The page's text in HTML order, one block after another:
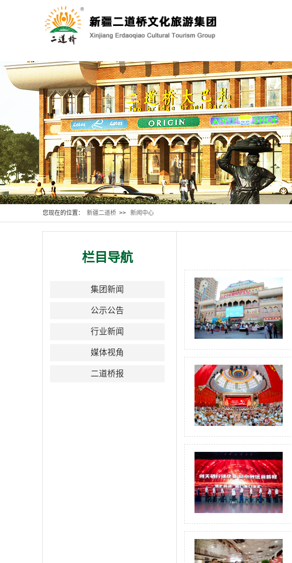
您现在的位置： 新疆二道桥 >> 新闻中心
栏目导航
集团新闻
公示公告
行业新闻
媒体视角
二道桥报